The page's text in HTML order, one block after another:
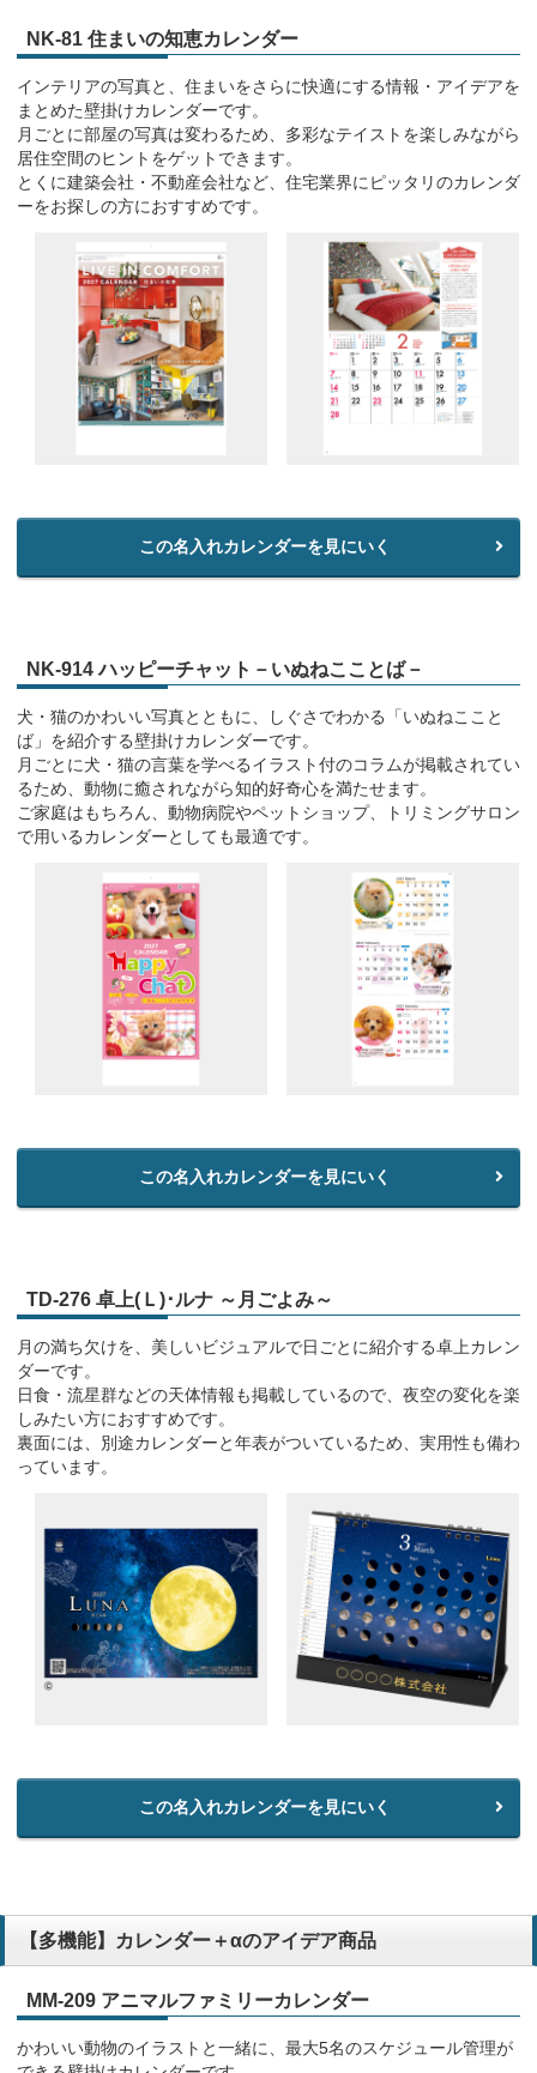
NK-81 住まいの知恵カレンダー
インテリアの写真と、住まいをさらに快適にする情報・アイデアを
まとめた壁掛けカレンダーです。
月ごとに部屋の写真は変わるため、多彩なテイストを楽しみながら
居住空間のヒントをゲットできます。
とくに建築会社・不動産会社など、住宅業界にピッタリのカレンダ
ーをお探しの方におすすめです。
この名入れカレンダーを見にいく
NK-914 ハッピーチャット－いぬねこことば－
犬・猫のかわいい写真とともに、しぐさでわかる「いぬねここと
ば」を紹介する壁掛けカレンダーです。
月ごとに犬・猫の言葉を学べるイラスト付のコラムが掲載されてい
るため、動物に癒されながら知的好奇心を満たせます。
ご家庭はもちろん、動物病院やペットショップ、トリミングサロン
で用いるカレンダーとしても最適です。
この名入れカレンダーを見にいく
TD-276 卓上(Ｌ)･ルナ ～月ごよみ～
月の満ち欠けを、美しいビジュアルで日ごとに紹介する卓上カレン
ダーです。
日食・流星群などの天体情報も掲載しているので、夜空の変化を楽
しみたい方におすすめです。
裏面には、別途カレンダーと年表がついているため、実用性も備わ
っています。
この名入れカレンダーを見にいく
【多機能】カレンダー＋αのアイデア商品
MM-209 アニマルファミリーカレンダー
かわいい動物のイラストと一緒に、最大5名のスケジュール管理が